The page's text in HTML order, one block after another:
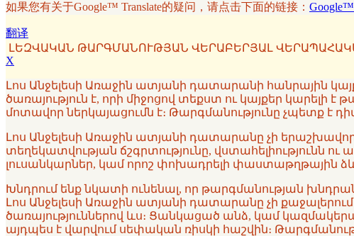
如果您有关于Google™ Translate的疑问，请点击下面的链接： Google™
翻译
ԼԵԶՎԱԿԱՆ ԹԱՐԳՄԱՆՈՒԹՅԱՆ ՎԵՐԱԲԵՐՅԱԼ
X
Լոս Անջելեսի Առաջին ատյանի դատարանի հանրային
ծառայություն է, որի միջոցով տեքստ ու կայքեր կարելի
մոտավոր ներկայացումն է։ Թարգմանությունը չպետք է
Լոս Անջելեսի Առաջին ատյանի դատարանը չի
տեղեկատվության ճշգրտությունը, վստահելիությունն
լուսանկարներ, կամ որոշ փոխադրելի փաստաթղթային
Խնդրում ենք նկատի ունենալ, որ թարգմանության
Լոս Անջելեսի Առաջին ատյանի դատարանը չի քաջալերում
ծառայություններով ևս։ Ցանկացած անձ, կամ
այդպես է վարվում սեփական ռիսկի հաշվին։